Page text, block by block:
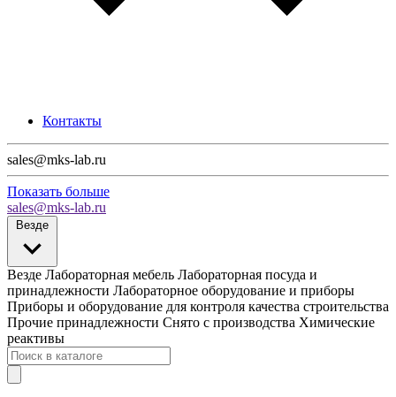
Контакты
sales@mks-lab.ru
Показать больше
sales@mks-lab.ru
Везде
Везде Лабораторная мебель Лабораторная посуда и
принадлежности Лабораторное оборудование и приборы
Приборы и оборудование для контроля качества строительства
Прочие принадлежности Снято с производства Химические
реактивы